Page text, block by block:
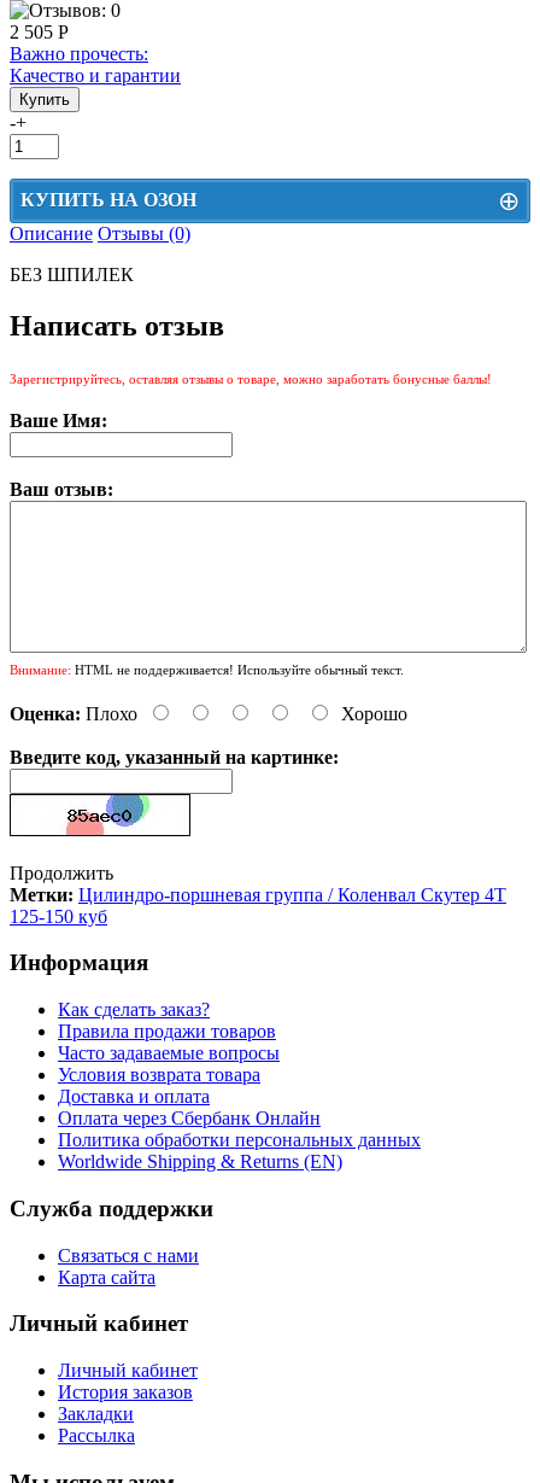
2 505 Р
Важно прочесть:
Качество и гарантии
-+
КУПИТЬ НА ОЗОН ⊕
Цена на Озон включает доставку, упаковку и комиссии маркетплейса
Этот товар можно приобрести на Озон. Для перехода в маркетплейс
Описание Отзывы (0)
БЕЗ ШПИЛЕК
Написать отзыв
Зарегистрируйтесь, оставляя отзывы о товаре, можно заработать бонусные баллы!
Ваше Имя:
Ваш отзыв:
Внимание: HTML не поддерживается! Используйте обычный текст.
Оценка: Плохо Хорошо
Введите код, указанный на картинке:
Продолжить
Метки: Цилиндро-поршневая группа / Коленвал Скутер 4Т
125-150 куб
Информация
Как сделать заказ?
Правила продажи товаров
Часто задаваемые вопросы
Условия возврата товара
Доставка и оплата
Оплата через Сбербанк Онлайн
Политика обработки персональных данных
Worldwide Shipping & Returns (EN)
Служба поддержки
Связаться с нами
Карта сайта
Личный кабинет
Личный кабинет
История заказов
Закладки
Рассылка